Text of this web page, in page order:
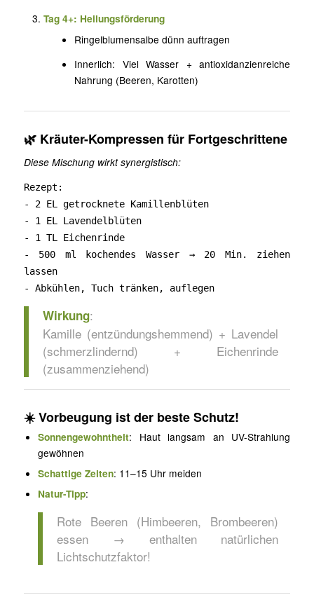
Tag 4+: Heilungsförderung
Ringelblumensalbe dünn auftragen
Innerlich: Viel Wasser + antioxidanzienreiche
Nahrung (Beeren, Karotten)
🌿 Kräuter-Kompressen für Fortgeschrittene
Diese Mischung wirkt synergistisch:
Rezept:
- 2 EL getrocknete Kamillenblüten
- 1 EL Lavendelblüten
- 1 TL Eichenrinde
- 500 ml kochendes Wasser → 20 Min. ziehen
lassen
- Abkühlen, Tuch tränken, auflegen
Wirkung:
Kamille (entzündungshemmend) + Lavendel
(schmerzlindernd) + Eichenrinde
(zusammenziehend)
☀️Vorbeugung ist der beste Schutz!
Sonnengewohntheit: Haut langsam an UV-Strahlung
gewöhnen
Schattige Zeiten: 11–15 Uhr meiden
Natur-Tipp:
Rote Beeren (Himbeeren, Brombeeren)
essen → enthalten natürlichen
Lichtschutzfaktor!